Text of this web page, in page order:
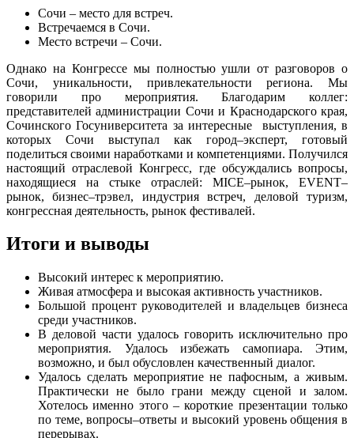
Сочи – место для встреч.
Встречаемся в Сочи.
Место встречи – Сочи.
Однако на Конгрессе мы полностью ушли от разговоров о
Сочи, уникальности, привлекательности региона. Мы
говорили про мероприятия. Благодарим коллег:
представителей администрации Сочи и Краснодарского края,
Сочинского Госуниверситета за интересные выступления, в
которых Сочи выступал как город–эксперт, готовый
поделиться своими наработками и компетенциями. Получился
настоящий отраслевой Конгресс, где обсуждались вопросы,
находящиеся на стыке отраслей: MICE–рынок, EVENT–
рынок, бизнес–трэвел, индустрия встреч, деловой туризм,
конгрессная деятельность, рынок фестивалей.
Итоги и выводы
Высокий интерес к мероприятию.
Живая атмосфера и высокая активность участников.
Большой процент руководителей и владельцев бизнеса
среди участников.
В деловой части удалось говорить исключительно про
мероприятия. Удалось избежать самопиара. Этим,
возможно, и был обусловлен качественный диалог.
Удалось сделать мероприятие не пафосным, а живым.
Практически не было грани между сценой и залом.
Хотелось именно этого – короткие презентации только
по теме, вопросы–ответы и высокий уровень общения в
перерывах.